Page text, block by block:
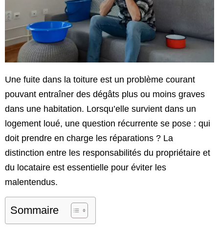
Une fuite dans la toiture est un problème courant
pouvant entraîner des dégâts plus ou moins graves
dans une habitation. Lorsqu’elle survient dans un
logement loué, une question récurrente se pose : qui
doit prendre en charge les réparations ? La
distinction entre les responsabilités du propriétaire et
du locataire est essentielle pour éviter les
malentendus.
Sommaire